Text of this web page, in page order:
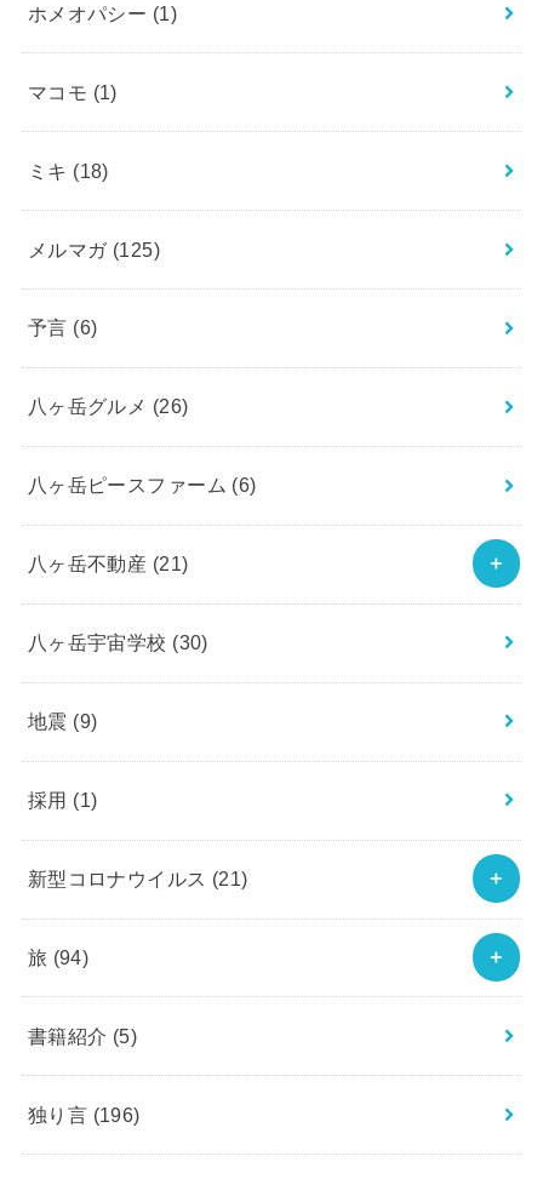
ホメオパシー (1)
マコモ (1)
ミキ (18)
メルマガ (125)
予言 (6)
八ヶ岳グルメ (26)
八ヶ岳ピースファーム (6)
八ヶ岳不動産 (21)
八ヶ岳宇宙学校 (30)
地震 (9)
採用 (1)
新型コロナウイルス (21)
旅 (94)
書籍紹介 (5)
独り言 (196)